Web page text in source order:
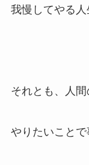
我慢してやる
それとも、人
やりたいこと